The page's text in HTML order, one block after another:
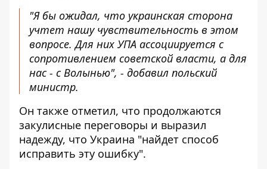
"Я бы ожидал, что украинская сторона
учтет нашу чувствительность в этом
вопросе. Для них УПА ассоциируется с
сопротивлением советской власти, а для
нас - с Волынью", - добавил польский
министр.
Он также отметил, что продолжаются
закулисные переговоры и выразил
надежду, что Украина "найдет способ
исправить эту ошибку".